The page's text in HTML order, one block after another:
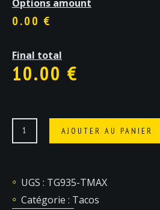
Options amount
0.00 €
Final total
10.00 €
quantité
de
Maxi
AJOUTER AU PANIER
UGS : TG935-TMAX
Catégorie : Tacos